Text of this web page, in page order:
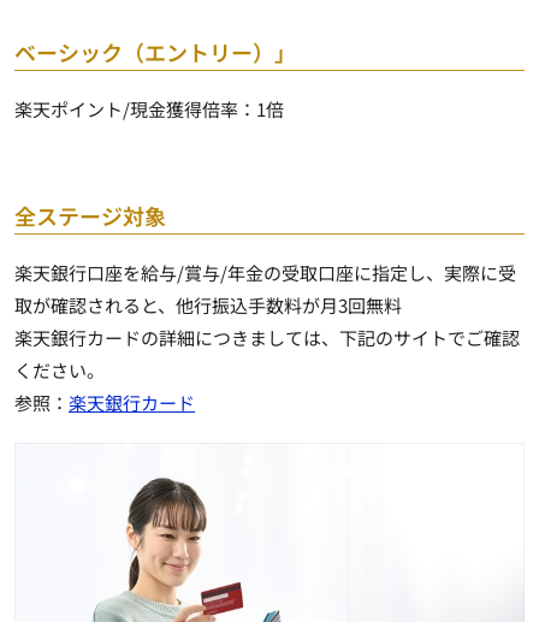
ベーシック（エントリー）」
楽天ポイント/現金獲得倍率： 1倍
全ステージ対象
楽天銀行口座を給与/賞与/年金の受取口座に指定し、実際に受
取が確認されると、 他行振込手数料が月3回無料
楽天銀行カードの詳細につきましては、下記のサイトでご確認
ください。
参照： 楽天銀行カード